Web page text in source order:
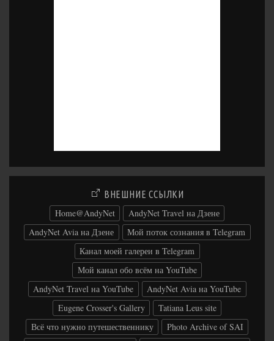
ВНЕШНИЕ ССЫЛКИ
Home@AndyNet
AndyNet Travel на Дзене
AndyNet Avia на Дзене
Мой поток сознания в Telegram
Канал моей галереи в Telegram
Мой канал обо всём на YouTube
AndyNet Travel на YouTube
AndyNet Avia на YouTube
Eugene Crosser's Gallery
Tatiana Leus site
Всё что нужно путешественнику
Photo Archive of SAI